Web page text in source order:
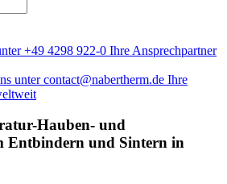
+49 4298 922-0 Ihre Ansprechpartner
unter contact@nabertherm.de Ihre
Hauben- und
Entbindern und Sintern in